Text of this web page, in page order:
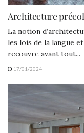
Architecture
La notion
les lois de la langue
recouvre avant tout...
17/01/2024